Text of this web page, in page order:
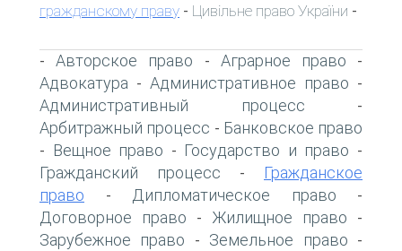
гражданскому праву - Цивільне право України -
-Авторское право - Аграрное право -
Адвокатура - Административное право -
Административный процесс -
Арбитражный процесс - Банковское право
- Вещное право - Государство и право -
Гражданский процесс -
Гражданское
право - Дипломатическое право -
Договорное право - Жилищное право -
Зарубежное право - Земельное право -